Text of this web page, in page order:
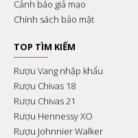
Cảnh báo giả mạo
Chính sách bảo mật
TOP TÌM KIẾM
Rượu Vang nhập khẩu
Rượu Chivas 18
Rượu Chivas 21
Rượu Hennessy XO
Rượu Johnnier Walker